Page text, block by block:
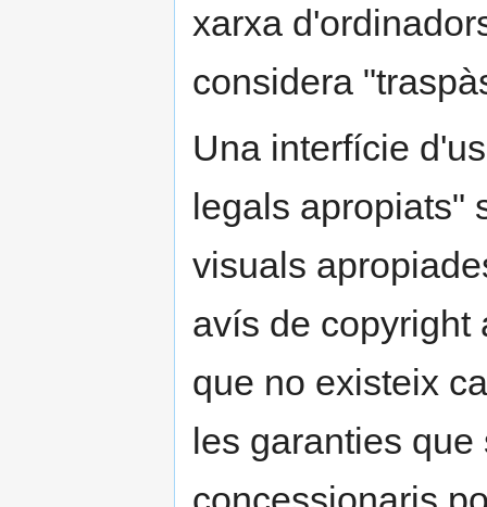
xarxa
considera
Una interfície
legals apropiats"
visuals
avís de copyright
que no existeix
les garanties